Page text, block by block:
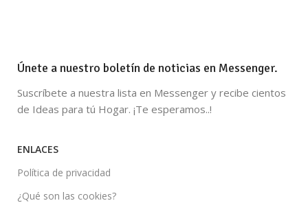
Únete a nuestro boletín de noticias en Messenger.
Suscríbete a nuestra lista en Messenger y recibe cientos
de Ideas para tú Hogar. ¡Te esperamos..!
ENLACES
Política de privacidad
¿Qué son las cookies?